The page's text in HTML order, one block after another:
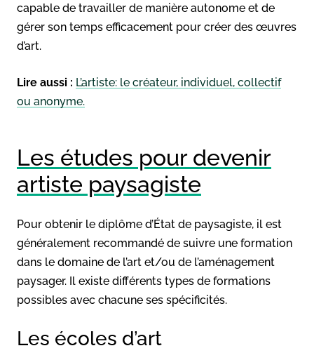
capable de travailler de manière autonome et de
gérer son temps efficacement pour créer des œuvres
d’art.
Lire aussi : L’artiste: le créateur, individuel, collectif
ou anonyme.
Les études pour devenir
artiste paysagiste
Pour obtenir le diplôme d’État de paysagiste, il est
généralement recommandé de suivre une formation
dans le domaine de l’art et/ou de l’aménagement
paysager. Il existe différents types de formations
possibles avec chacune ses spécificités.
Les écoles d’art